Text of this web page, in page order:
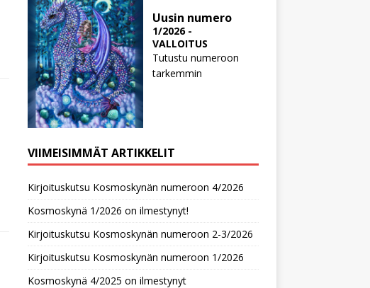
Uusin numero
1/2026 -
VALLOITUS
Tutustu numeroon
tarkemmin
VIIMEISIMMÄT ARTIKKELIT
Kirjoituskutsu Kosmoskynän numeroon 4/2026
Kosmoskynä 1/2026 on ilmestynyt!
Kirjoituskutsu Kosmoskynän numeroon 2-3/2026
Kirjoituskutsu Kosmoskynän numeroon 1/2026
Kosmoskynä 4/2025 on ilmestynyt